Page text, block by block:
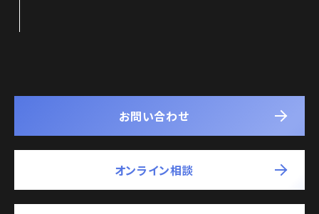
お問い合わせ
オンライン相談